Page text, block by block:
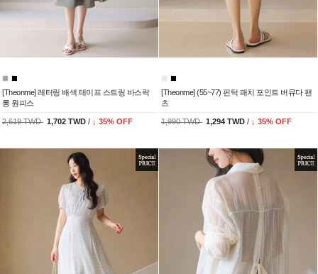
[Theonme] 레터링 배색 테이프 스트링 바스락
롱 원피스
2,619 TWD 1,702 TWD / ↓ 35% OFF
[Theonme] (55~77) 핀턱 패치 포인트 버뮤다 팬
츠
1,990 TWD 1,294 TWD / ↓ 35% OFF